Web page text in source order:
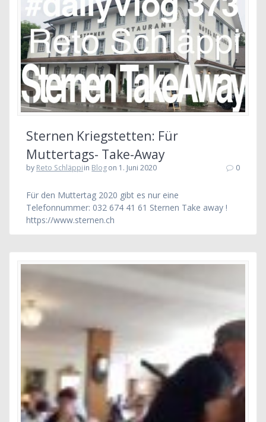
Sternen Kriegstetten: Für
Muttertags- Take-Away
by Reto Schläppiin Blogon 1. Juni 2020 0
Für den Muttertag 2020 gibt es nur eine
Telefonnummer: 032 674 41 61 Sternen Take away !
https://www.sternen.ch